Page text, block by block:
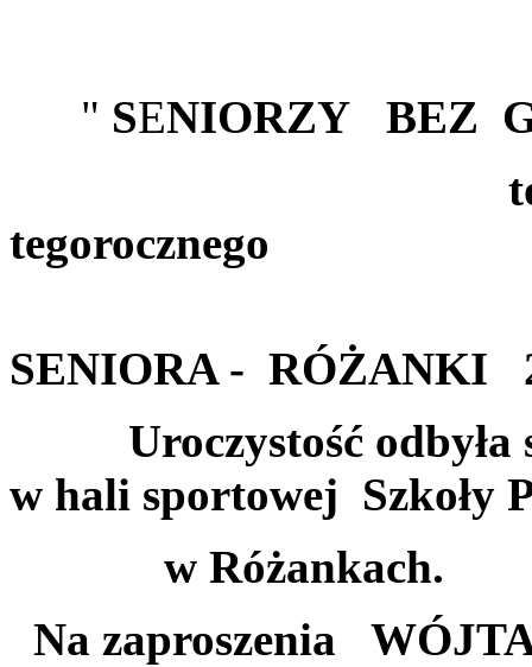
" SENIORZY BEZ
to
tegorocznego
SENIORA - RÓŻANKI
Uroczystość odbyła
w hali sportowej Szkoły
w Różankach.
Na zaproszenia